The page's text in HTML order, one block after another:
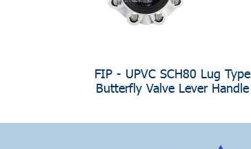
FIP - UPVC SCH80 Lug Type
Butterfly Valve Lever Handle